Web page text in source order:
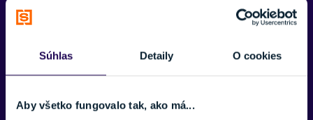
Súhlas Detaily O cookies
Aby všetko fungovalo tak, ako má...